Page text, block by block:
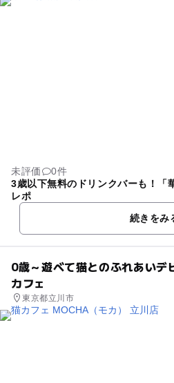
未評価
0件
3歳以下無料のドリンクバーも！「
レポ
続きをみ
0歳～遊べて猫とのふれあい
カフェ
東京都立川市